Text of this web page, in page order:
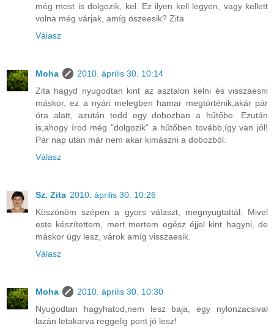
még most is dolgozik, kel. Ez ilyen kell legyen, vagy kellett
volna még várjak, amíg öszeesik? Zita
Válasz
Moha
2010. április 30. 10:14
Zita hagyd nyugodtan kint az asztalon kelni és visszaesni
máskor, ez a nyári melegben hamar megtörténik,akár pár
óra alatt, azután tedd egy dobozban a hűtőbe. Ezután
is,ahogy írod még "dolgozik" a hűtőben tovább,így van jól!
Pár nap után már nem akar kimászni a dobozból.
Válasz
Sz. Zita 2010. április 30. 10:26
Köszönöm szépen a gyors választ, megnyugtattál. Mivel
este készítettem, mert mertem egész éjjel kint hagyni, de
máskor úgy lesz, várok amíg visszaesik.
Válasz
Moha
2010. április 30. 10:30
Nyugodtan hagyhatod,nem lesz baja, egy nylonzacsival
lazán letakarva reggelig pont jó lesz!